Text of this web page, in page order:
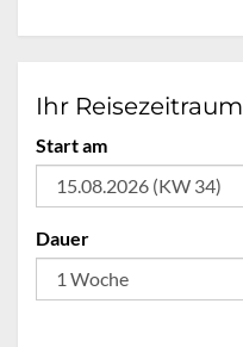
Ihr Reisezeitraum
Start am
Dauer